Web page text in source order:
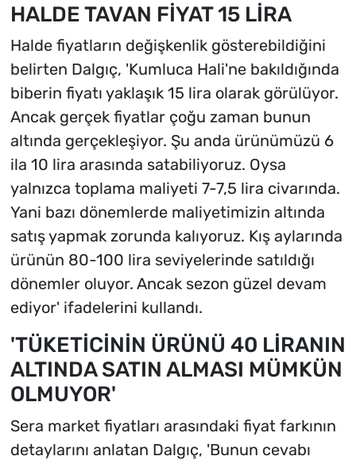
HALDE TAVAN FİYAT 15 LİRA
Halde fiyatların değişkenlik gösterebildiğini
belirten Dalgıç, 'Kumluca Hali'ne bakıldığında
biberin fiyatı yaklaşık 15 lira olarak görülüyor.
Ancak gerçek fiyatlar çoğu zaman bunun
altında gerçekleşiyor. Şu anda ürünümüzü 6
ila 10 lira arasında satabiliyoruz. Oysa
yalnızca toplama maliyeti 7-7,5 lira civarında.
Yani bazı dönemlerde maliyetimizin altında
satış yapmak zorunda kalıyoruz. Kış aylarında
ürünün 80-100 lira seviyelerinde satıldığı
dönemler oluyor. Ancak sezon güzel devam
ediyor' ifadelerini kullandı.
'TÜKETİCİNİN ÜRÜNÜ 40 LİRANIN
ALTINDA SATIN ALMASI MÜMKÜN
OLMUYOR'
Sera market fiyatları arasındaki fiyat farkının
detaylarını anlatan Dalgıç, 'Bunun cevabı